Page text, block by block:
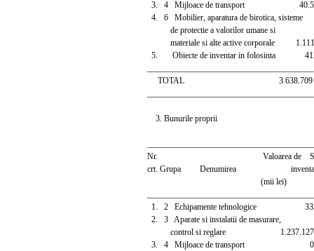
3. 4 Mijloace de transport 40.560
4. 6 Mobilier, aparatura de birotica, sisteme
de protectie a valorilor umane si
materiale si alte active corporale
5. Obiecte de inventar in folosinta
TOTAL 3.638.709
3. Bunurile proprii
Nr. Valoarea de
crt. Grupa Denumirea
(mii lei)
1. 2 Echipamente tehnologice
2. 3 Aparate si instalatii de masurare,
control si reglare 1.237.127 In
3. 4 Mijloace de transport 0 In